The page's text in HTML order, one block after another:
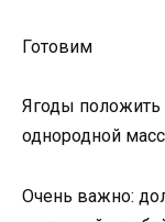
Готовим
Ягоды
однородной
Очень важно: